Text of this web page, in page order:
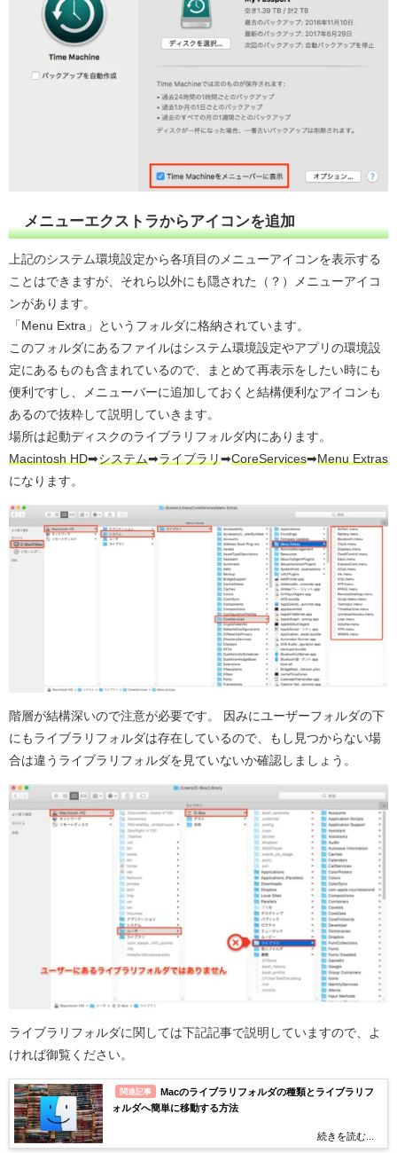
メニューエクストラからアイコンを追加
上記のシステム環境設定から各項目のメニューアイコンを表示する
ことはできますが、それら以外にも隠された（？）メニューアイコ
ンがあります。
「Menu Extra」というフォルダに格納されています。
このフォルダにあるファイルはシステム環境設定やアプリの環境設
定にあるものも含まれているので、まとめて再表示をしたい時にも
便利ですし、メニューバーに追加しておくと結構便利なアイコンも
あるので抜粋して説明していきます。
場所は起動ディスクのライブラリフォルダ内にあります。
Macintosh HD➡︎システム➡︎ライブラリ ➡︎CoreServices➡︎Menu Extras
になります。
階層が結構深いので注意が必要です。 因みにユーザーフォルダの下
にもライブラリフォルダは存在しているので、もし見つからない場
合は違うライブラリフォルダを見ていないか確認しましょう。
ライブラリフォルダに関しては下記記事で説明していますので、よ
ければ御覧ください。
関連記事
Macのライブラリフォルダの種類とライブラリフ
ォルダへ簡単に移動する方法
続きを読む...